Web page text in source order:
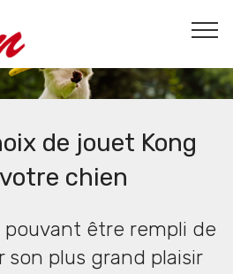
de jouet Kong
chien
être rempli de
son plus grand plaisir